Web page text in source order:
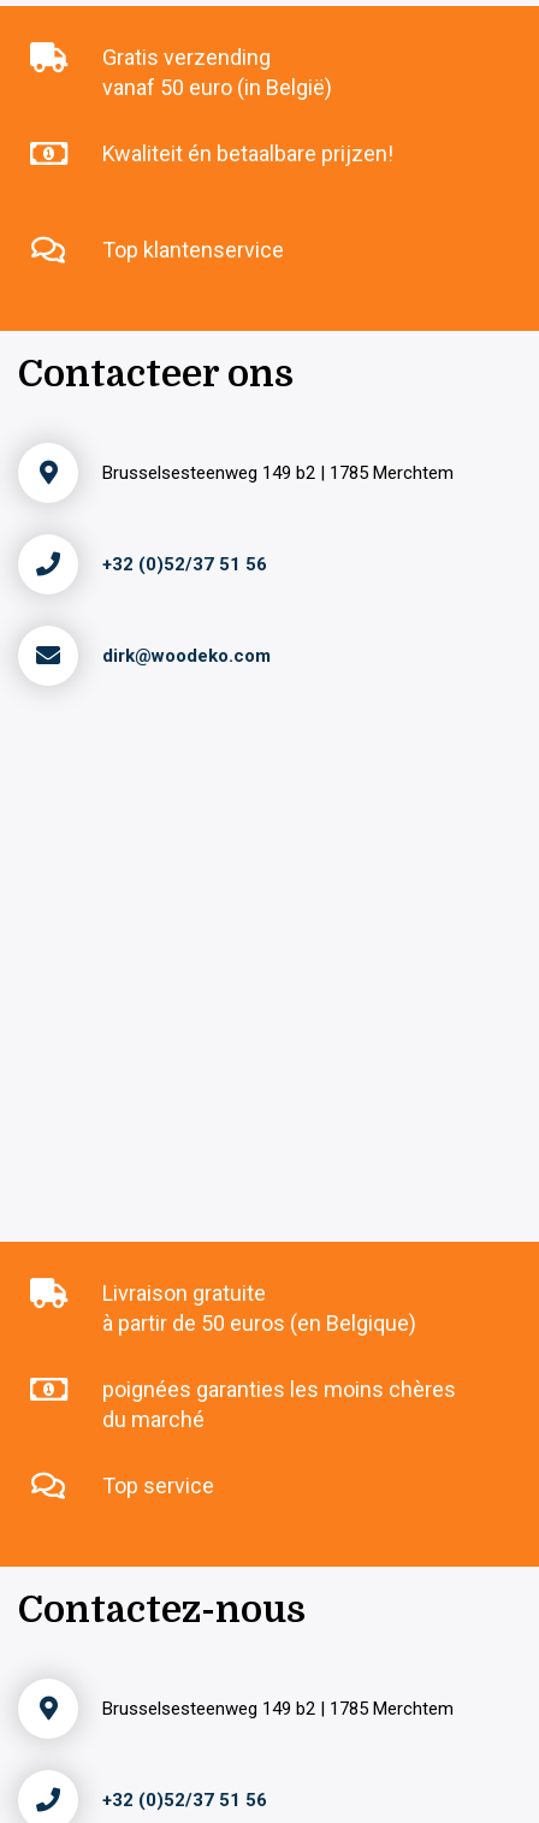
Gratis verzending
vanaf 50 euro (in België)
Kwaliteit én betaalbare prijzen!
Top klantenservice
Contacteer ons
Brusselsesteenweg 149 b2 | 1785 Merchtem
+32 (0)52/37 51 56
dirk@woodeko.com
Livraison gratuite
à partir de 50 euros (en Belgique)
poignées garanties les moins chères
du marché
Top service
Contactez-nous
Brusselsesteenweg 149 b2 | 1785 Merchtem
+32 (0)52/37 51 56